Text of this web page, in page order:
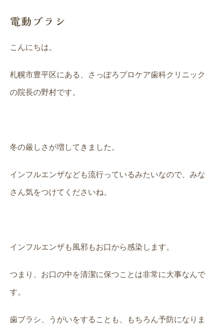
電動ブラシ
こんにちは。
札幌市豊平区にある、さっぽろプロケア歯科クリニック
の院長の野村です。
冬の厳しさが増してきました。
インフルエンザなども流行っているみたいなので、みな
さん気をつけてくださいね。
インフルエンザも風邪もお口から感染します。
つまり、お口の中を清潔に保つことは非常に大事なんで
す。
歯ブラシ、うがいをすることも、もちろん予防になりま